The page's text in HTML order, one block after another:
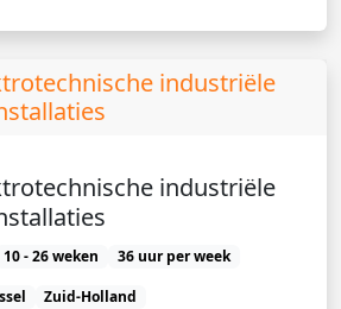
industriële
industriële
10 - 26 weken
36 uur per week
Zuid-Holland